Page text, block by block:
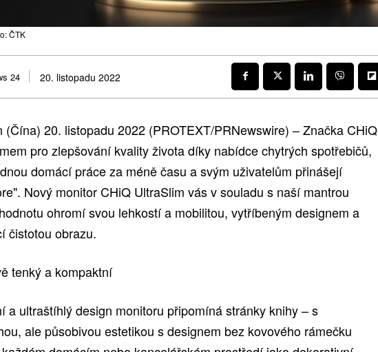
ČTK
24 20. listopadu 2022
(Čína) 20. listopadu 2022 (PROTEXT/PRNewswire) – Značka CHiQ
pro zlepšování kvality života díky nabídce chytrých spotřebičů,
domácí práce za méně času a svým uživatelům přinášejí
Nový monitor CHiQ UltraSlim vás v souladu s naší mantrou
ohromí svou lehkostí a mobilitou, vytříbeným designem a
čistotou obrazu.
tenký a kompaktní
a ultraštíhlý design monitoru připomíná stránky knihy – s
ale působivou estetikou s designem bez kovového rámečku